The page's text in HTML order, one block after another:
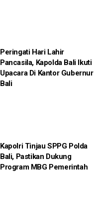
Peringati Hari Lahir
Pancasila, Kapolda Bali Ikuti
Upacara Di Kantor Gubernur
Bali
Kapolri Tinjau SPPG Polda
Bali, Pastikan Dukung
Program MBG Pemerintah